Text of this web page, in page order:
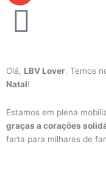
Olá, LBV Lover. Temos
Natal!
Estamos em plena
graças a corações
farta para milhares de